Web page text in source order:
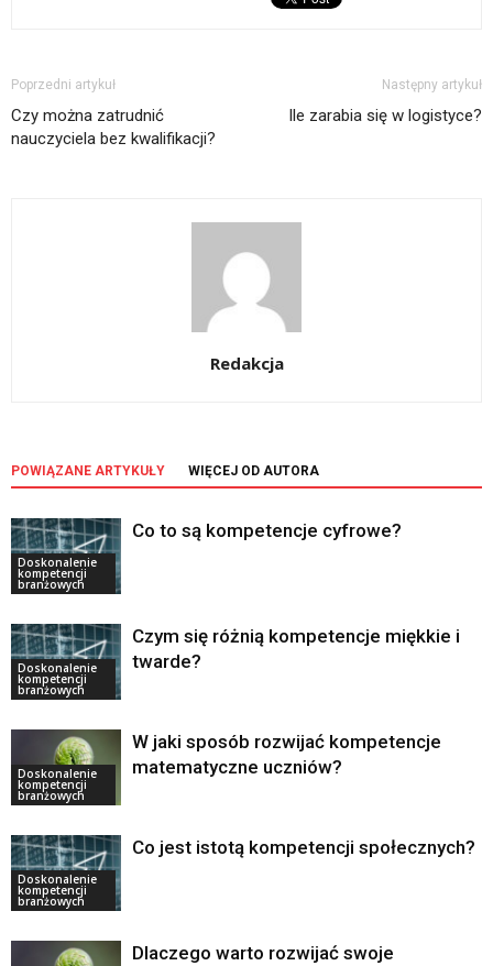
Poprzedni artykuł
Czy można zatrudnić
nauczyciela bez kwalifikacji?
Następny artykuł
Ile zarabia się w logistyce?
Redakcja
POWIĄZANE ARTYKUŁY WIĘCEJ OD AUTORA
Doskonalenie
kompetencji
branżowych
Co to są kompetencje cyfrowe?
Doskonalenie
kompetencji
branżowych
Czym się różnią kompetencje miękkie i
twarde?
Doskonalenie
kompetencji
branżowych
W jaki sposób rozwijać kompetencje
matematyczne uczniów?
Doskonalenie
kompetencji
branżowych
Co jest istotą kompetencji społecznych?
Dlaczego warto rozwijać swoje